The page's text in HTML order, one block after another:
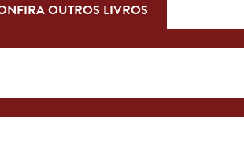
OUTROS LIVROS